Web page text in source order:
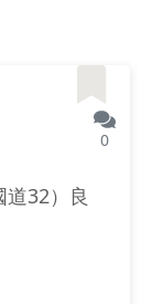
0
32）良